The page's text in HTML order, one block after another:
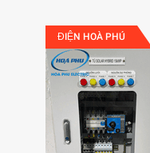
ĐIỆN HOÀ PHÚ